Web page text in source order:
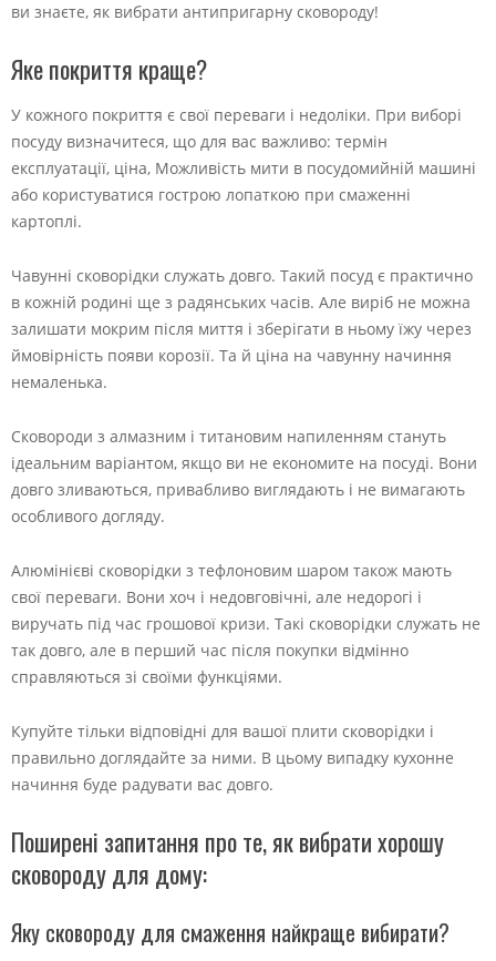
ви знаєте, як вибрати антипригарну сковороду!
Яке покриття краще?
У кожного покриття є свої переваги і недоліки. При виборі
посуду визначитеся, що для вас важливо: термін
експлуатації, ціна, Можливість мити в посудомийній машині
або користуватися гострою лопаткою при смаженні
картоплі.
Чавунні сковорідки служать довго. Такий посуд є практично
в кожній родині ще з радянських часів. Але виріб не можна
залишати мокрим після миття і зберігати в ньому їжу через
ймовірність появи корозії. Та й ціна на чавунну начиння
немаленька.
Сковороди з алмазним і титановим напиленням стануть
ідеальним варіантом, якщо ви не економите на посуді. Вони
довго зливаються, привабливо виглядають і не вимагають
особливого догляду.
Алюмінієві сковорідки з тефлоновим шаром також мають
свої переваги. Вони хоч і недовговічні, але недорогі і
виручать під час грошової кризи. Такі сковорідки служать не
так довго, але в перший час після покупки відмінно
справляються зі своїми функціями.
Купуйте тільки відповідні для вашої плити сковорідки і
правильно доглядайте за ними. В цьому випадку кухонне
начиння буде радувати вас довго.
Поширені запитання про те, як вибрати хорошу
сковороду для дому:
Яку сковороду для смаження найкраще вибирати?